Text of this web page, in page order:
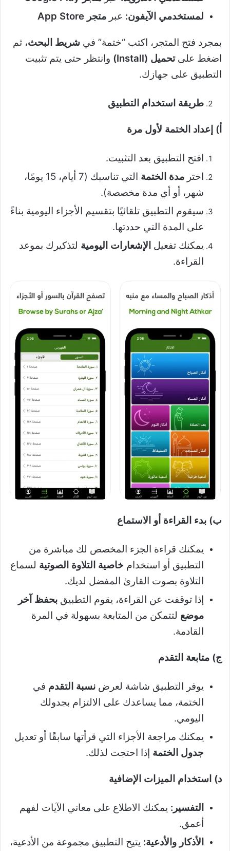
لمستخدمي الآيفون: عبر متجر
بمجرد فتح المتجر، اكتب “ختمة” في شريط البحث، ثم
اضغط علىتحميل (Install)
وانتظر حتى يتم تثبيت
التطبيق على جهازك.
طريقة استخدام التطبيق
أ) إعداد الختمة لأول مرة
افتح التطبيق بعد التثبيت.
اختر مدة الختمة
التي تناسبك (7 أيام، 15 يومًا،
شهر، أو أي مدة مخصصة).
سيقوم التطبيق تلقائيًا بتقسيم الأجزاء اليومية بناءً
على المدة التي حددتها.
يمكنك تفعيل الإشعارات اليومية لتذكيرك بموعد
القراءة.
ب) بدء القراءة أو الاستماع
يمكنك قراءة الجزء المخصص لك مباشرة من
التطبيق أو استخدام خاصية التلاوة الصوتية لسماع
التلاوة بصوت القارئ المفضل لديك.
إذا توقفت عن القراءة، يقوم التطبيق بحفظ آخر
موضع لتتمكن من المتابعة بسهولة في المرة
القادمة.
ج) متابعة التقدم
يوفر التطبيق شاشة لعرض نسبة التقدم في
الختمة، مما يساعدك على الالتزام بجدولك
اليومي.
يمكنك مراجعة الأجزاء التي قرأتها سابقًا أو تعديل
جدول الختمة إذا احتجت لذلك.
د) استخدام الميزات الإضافية
التفسير : يمكنك الاطلاع على معاني الآيات لفهم
أعمق.
الأذكار والأدعية: يتيح التطبيق مجموعة من الأدعية،